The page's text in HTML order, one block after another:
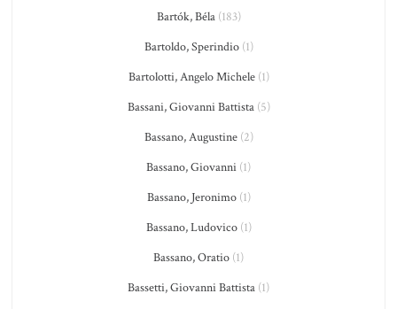
Bartók, Béla(183)
Bartoldo, Sperindio(1)
Bartolotti, Angelo Michele(1)
Bassani, Giovanni Battista(5)
Bassano, Augustine(2)
Bassano, Giovanni (1)
Bassano, Jeronimo(1)
Bassano, Ludovico(1)
Bassano, Oratio (1)
Bassetti, Giovanni Battista (1)